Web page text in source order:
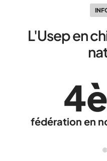
L'Usep en
fédération en